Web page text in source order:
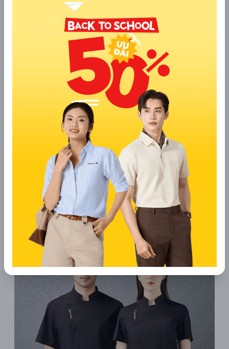
Mẫu đồng phục nhân viên phòng
Mẫu đồng phục nhân viên phòng